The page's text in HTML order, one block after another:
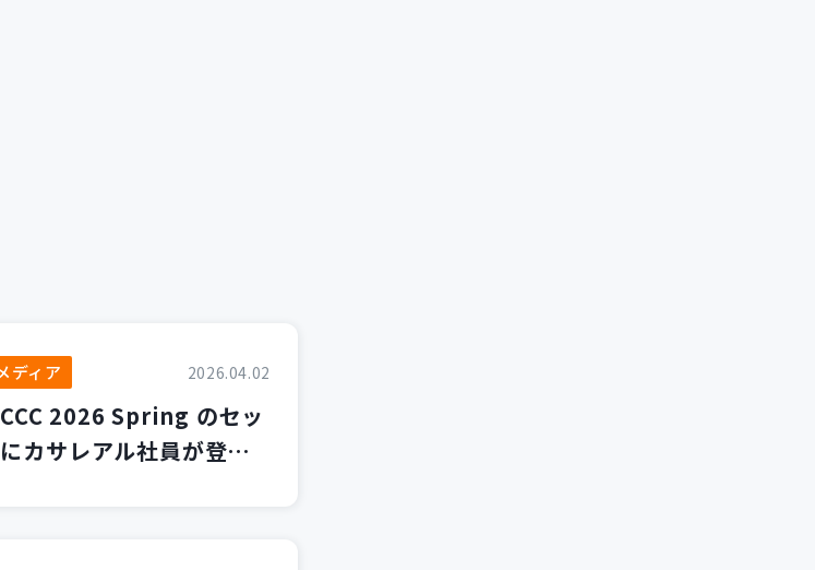
ディア 2026.04.02
2026 Spring のセッ
カサレアル社員が登壇